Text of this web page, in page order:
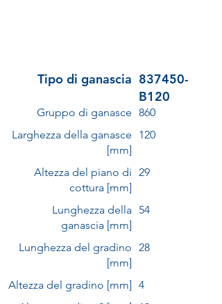
Tipo di ganascia 837450-
B120
Gruppo di ganasce 860
Larghezza della ganasce
[mm]
120
Altezza del piano di
cottura [mm]
29
Lunghezza della
ganascia [mm]
54
Lunghezza del gradino
[mm]
28
Altezza del gradino [mm] 4